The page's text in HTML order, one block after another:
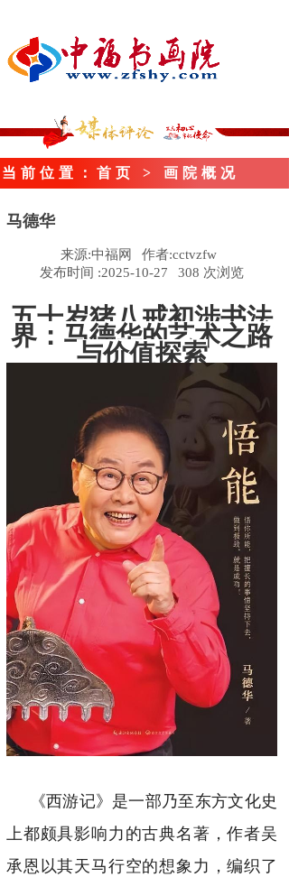
当前位置 ：首页 > 画院概况
马德华
来源:中福网 作者:cctvzfw
发布时间 :2025-10-27 308 次浏览
五十岁猪八戒初涉书法
界：马德华的艺术之路
与价值探索
《西游记》是一部乃至东方文化史
上都颇具影响力的古典名著，作者吴
承恩以其天马行空的想象力，编织了